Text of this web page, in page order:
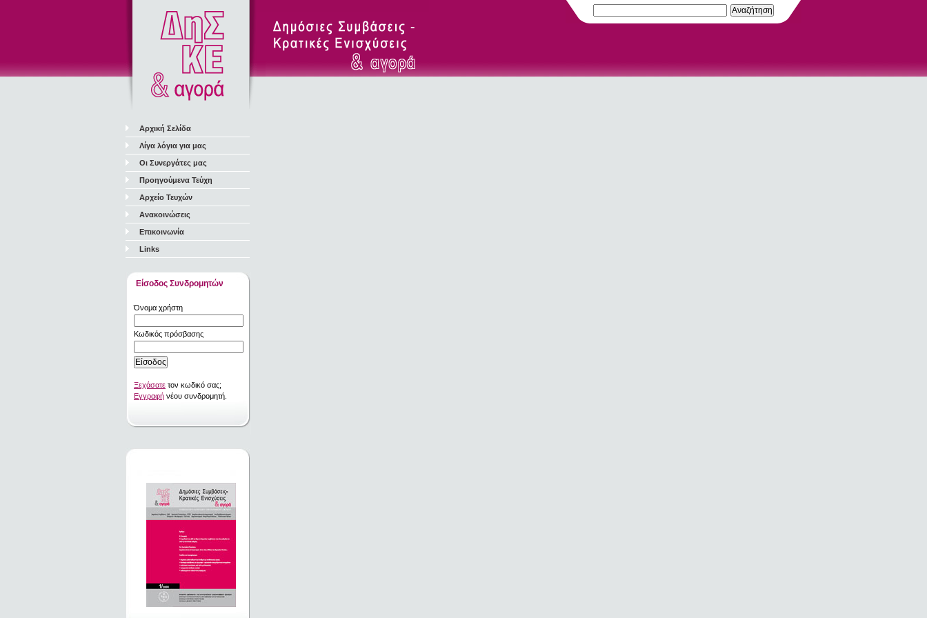
Αρχική Σελίδα
Λίγα λόγια για μας
Οι Συνεργάτες μας
Προηγούμενα Τεύχη
Αρχείο Τευχών
Ανακοινώσεις
Επικοινωνία
Links
Είσοδος Συνδρομητών
Όνομα χρήστη
Κωδικός πρόσβασης
Ξεχάσατε τον κωδικό σας;
Εγγραφή νέου συνδρομητή.